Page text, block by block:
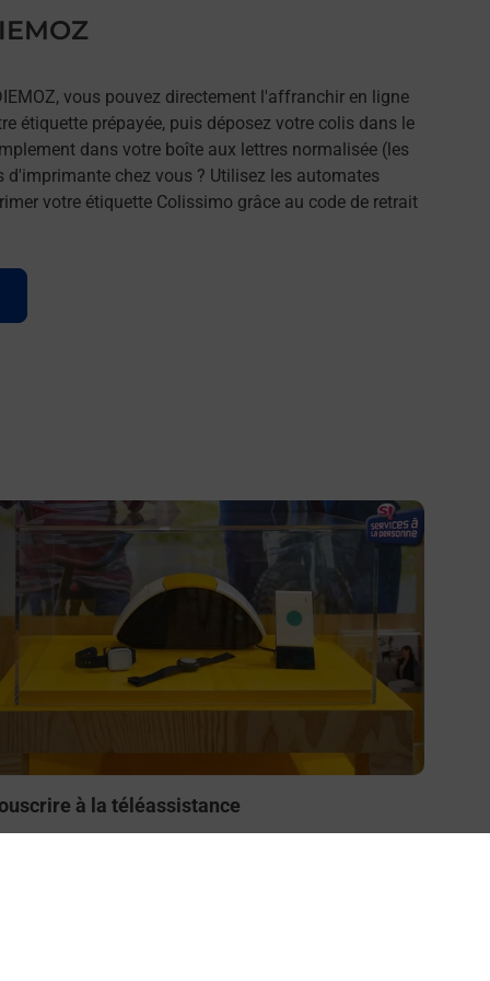
vous pouvez directement l'affranchir en ligne
étiquette prépayée, puis déposez votre colis dans le
dans votre boîte aux lettres normalisée (les
d'imprimante chez vous ? Utilisez les automates
votre étiquette Colissimo grâce au code de retrait
savoir plus
à la téléassistance